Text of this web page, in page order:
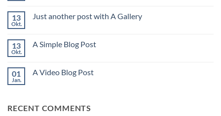
Welcome
13
Okt.
Just another post with A Gallery
Just
A
Gallery
13
Okt.
A Simple Blog Post
A
01
Jan.
A Video Blog Post
Video
RECENT COMMENTS